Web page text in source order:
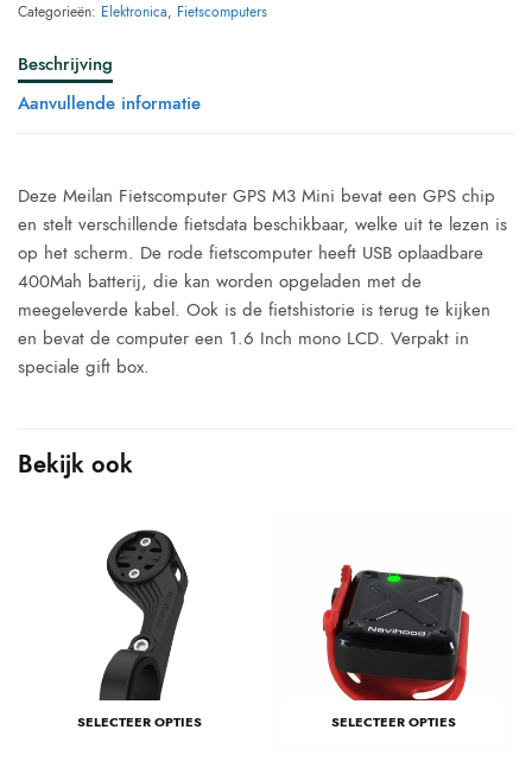
Categorieën: Elektronica, Fietscomputers
Beschrijving
Aanvullende informatie
Deze Meilan Fietscomputer GPS M3 Mini bevat een GPS chip
en stelt verschillende fietsdata beschikbaar, welke uit te lezen is
op het scherm. De rode fietscomputer heeft USB oplaadbare
400Mah batterij, die kan worden opgeladen met de
meegeleverde kabel. Ook is de fietshistorie is terug te kijken
en bevat de computer een 1.6 Inch mono LCD. Verpakt in
speciale gift box.
Bekijk ook
SELECTEER OPTIES SELECTEER OPTIES